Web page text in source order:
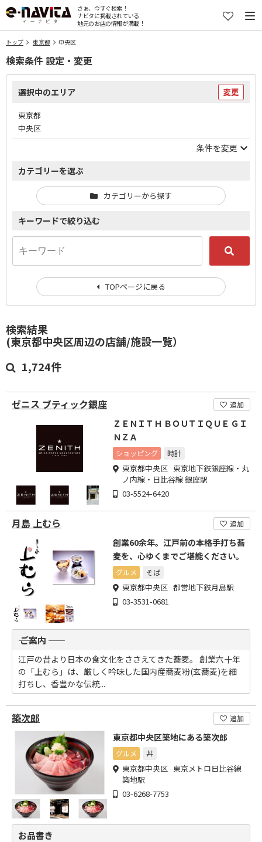
さぁ、今すぐ検索！
ナビタに掲載されている
地元のお店の情報が満載！
トップ 東京都 中央区
検索結果
(東京都中央区周辺の店舗/施設一覧）
1,724件
ゼニス ブティック銀座 追加
ＺＥＮＩＴＨ ＢＯＵＴＩＱＵＥ ＧＩ
ＮＺＡ
ショッピング 時計
東京都中央区 東京地下鉄銀座線・丸
ノ内線・日比谷線 銀座駅
03-5524-6420
月島 上むら 追加
創業60余年。江戸前の本格手打ち蕎
麦を、心ゆくまでご堪能ください。
グルメ そば
東京都中央区 都営地下鉄月島駅
03-3531-0681
―― ご案内 ――
江戸の昔より日本の食文化をささえてきた蕎麦。 創業六十年
の「上むら」は、厳しく吟味した国内産蕎麦粉(玄蕎麦)を細
打ちし、香豊かな伝統...
築次郎 追加
東京都中央区築地にある築次郎
グルメ 丼
東京都中央区 東京メトロ日比谷線
築地駅
03-6268-7753
お品書き
検索条件 設定・変更
選択中のエリア 変更
東京都
中央区
条件を変更
カテゴリーを選ぶ
カテゴリーから探す
キーワードで絞り込む
TOPページに戻る